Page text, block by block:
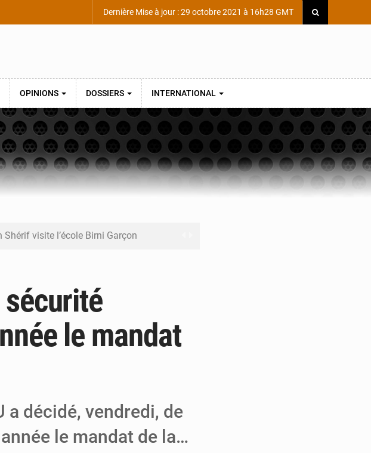
Dernière Mise à jour : 29 octobre 2021 à 16h28 GMT
OPINIONS DOSSIERS INTERNATIONAL
Shérif visite l’école Birni Garçon
parcours du Programme de Refondation
: 74 milliards de FCFA recouvrés par la COLDEFF
nouveau terrain de jeu pour la paix
sécurité
le mandat
a décidé, vendredi, de
le mandat de la…